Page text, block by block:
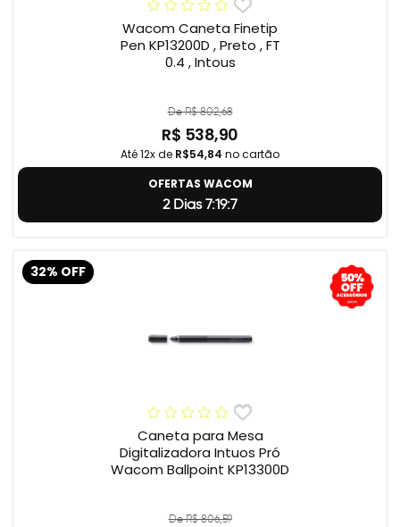
Wacom Caneta Finetip
Pen KP13200D , Preto , FT
0.4 , Intous
De R$ 802,68
R$ 538,90
Até 12x de R$54,84 no cartão
OFERTAS WACOM
2 Dias 7:19:5
32% OFF
Caneta para Mesa
Digitalizadora Intuos Pró
Wacom Ballpoint KP13300D
De R$ 806,59